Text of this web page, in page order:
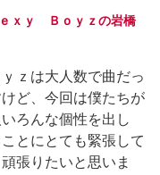
ｘｙ Ｂｏｙｚの岩橋
ｚは大人数で曲だっ
ど、今回は僕たちが
ろんな個性を出し
とにとても緊張して
張りたいと思いま